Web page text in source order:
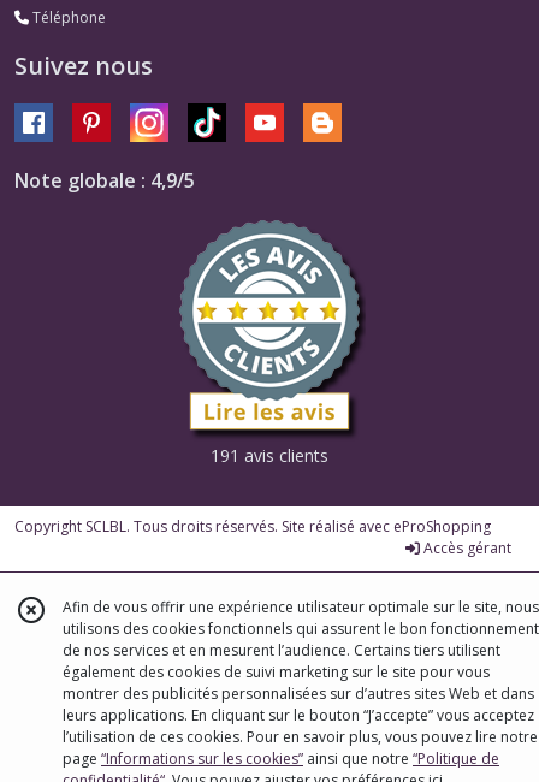
Téléphone
Suivez nous
Note globale : 4,9/5
191 avis clients
Copyright SCLBL. Tous droits réservés. Site réalisé avec eProShopping
Accès gérant
Afin de vous offrir une expérience utilisateur optimale sur le site, nous
utilisons des cookies fonctionnels qui assurent le bon fonctionnement
de nos services et en mesurent l’audience. Certains tiers utilisent
également des cookies de suivi marketing sur le site pour vous
montrer des publicités personnalisées sur d’autres sites Web et dans
leurs applications. En cliquant sur le bouton “J’accepte” vous acceptez
l’utilisation de ces cookies. Pour en savoir plus, vous pouvez lire notre
page “Informations sur les cookies” ainsi que notre “Politique de